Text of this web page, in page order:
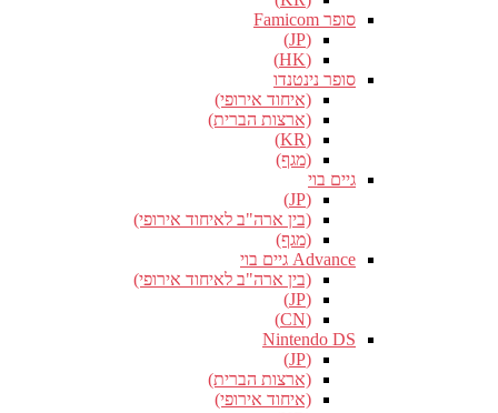
סופר Famicom
(JP)
(HK)
סופר נינטנדו
(איחוד אירופי)
(ארצות הברית)
(KR)
(מגף)
גיים בוי
(JP)
(בין ארה"ב לאיחוד אירופי)
(מגף)
Advance גיים בוי
(בין ארה"ב לאיחוד אירופי)
(JP)
(CN)
Nintendo DS
(JP)
(ארצות הברית)
(איחוד אירופי)